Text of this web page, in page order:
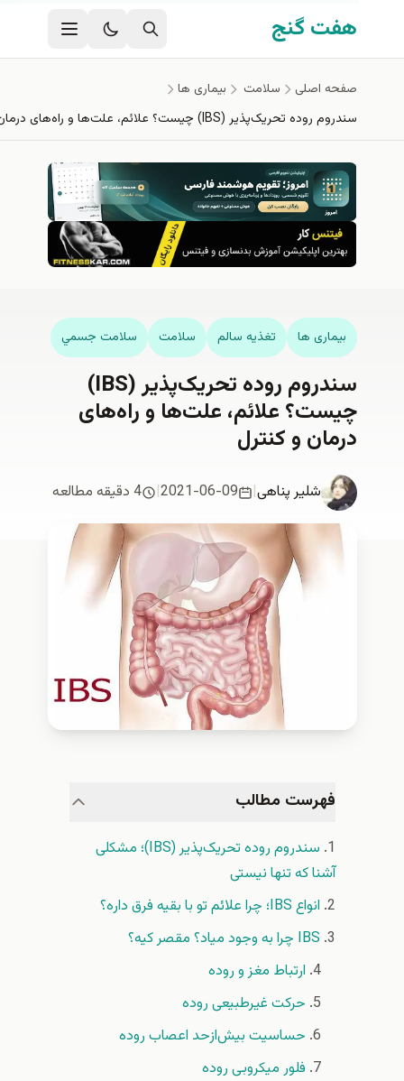
هفت گنج
صفحه اصلی سلامت
بیماری ها
سندروم روده تحریک‌پذیر (IBS) چیست؟ علائم، علت‌ها و راه‌های درمان و کنترل
بیماری ها تغذيه سالم سلامت سلامت جسمي
سندروم روده تحریک‌پذیر (IBS)
چیست؟ علائم، علت‌ها و راه‌های
درمان و کنترل
شلیر پناهی|
2021-06-09
| 4 دقیقه مطالعه
فهرست مطالب
سندروم روده تحریک‌پذیر (IBS)؛ مشکلی
آشنا که تنها نیستی
ارتباط مغز و روده
حرکت غیرطبیعی روده
حساسیت بیش‌ازحد اعصاب روده
فلور میکروبی روده